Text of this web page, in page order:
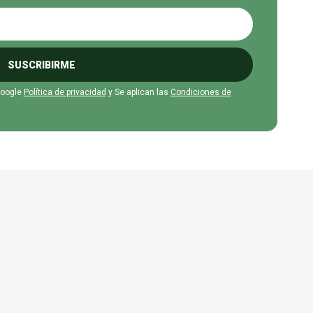
SUSCRIBIRME
Política de privacidad y Se aplican las Condiciones de